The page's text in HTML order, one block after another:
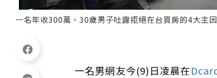
一名年收300萬、30歲男子吐露拒絕在台買房的4大主
一名男網友今(9)日凌晨在